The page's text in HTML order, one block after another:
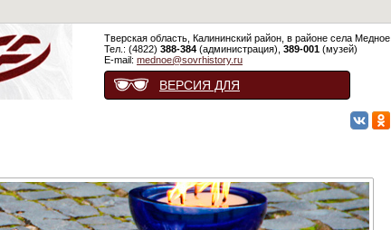
Тверская область, Калининский район, в районе села Медное
Тел.: (4822) 388-384 (администрация), 389-001 (музей)
E-mail: mednoe@sovrhistory.ru
ВЕРСИЯ ДЛЯ